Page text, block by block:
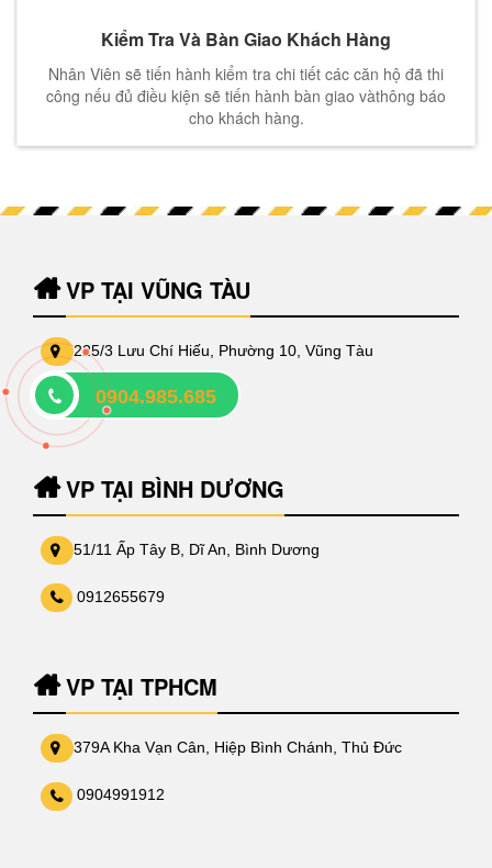
Kiểm Tra Và Bàn Giao Khách Hàng
Nhân Viên sẽ tiến hành kiểm tra chi tiết các căn hộ đã thi
công nếu đủ điều kiện sẽ tiến hành bàn giao vàthông báo
cho khách hàng.
VP TẠI VŨNG TÀU
225/3 Lưu Chí Hiếu, Phường 10, Vũng Tàu
0911676267
VP TẠI BÌNH DƯƠNG
51/11 Ấp Tây B, Dĩ An, Bình Dương
0912655679
VP TẠI TPHCM
379A Kha Vạn Cân, Hiệp Bình Chánh, Thủ Đức
0904991912
0904.985.685